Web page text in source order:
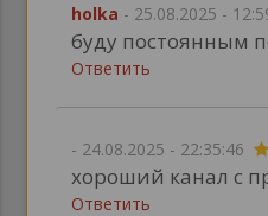
holka - 25.08.2025 -
буду постоянным
Ответить
- 24.08.2025 - 22:35:46
хороший канал с
Ответить